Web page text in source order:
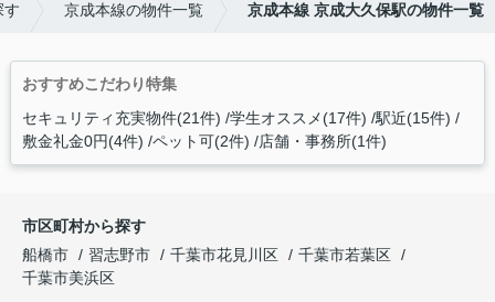
す 京成本線の物件一覧 京成本線 京成大久保駅の物件一覧
おすすめこだわり特集
セキュリティ充実物件(21件) 学生オススメ(17件) 駅近(15件)
敷金礼金0円(4件) ペット可(2件) 店舗・事務所(1件)
市区町村から探す
船橋市
習志野市 千葉市花見川区
千葉市若葉区
千葉市美浜区